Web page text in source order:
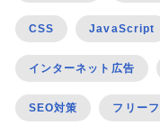
CSS JavaScript
インターネット広告
SEO対策 フリー